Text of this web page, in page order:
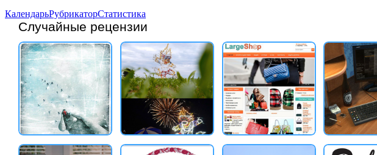
КалендарьРубрикаторСтатистика
Случайные рецензии